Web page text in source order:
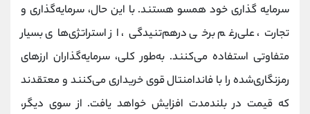
سرمایه گذاری خود همسو هستند. با این حال، سرمایه‌گذاری و
تجارت، علی‌رغم برخی درهم‌تنیدگی، از استراتژی‌های بسیار
متفاوتی استفاده می‌کنند. به‌طور کلی، سرمایه‌گذاران ارزهای
رمزنگاری‌شده را با فاندامنتال قوی خریداری می‌کنند و معتقدند
که قیمت در بلندمدت افزایش خواهد یافت. از سوی دیگر،